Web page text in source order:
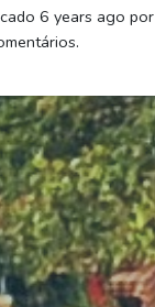
6 years ago por